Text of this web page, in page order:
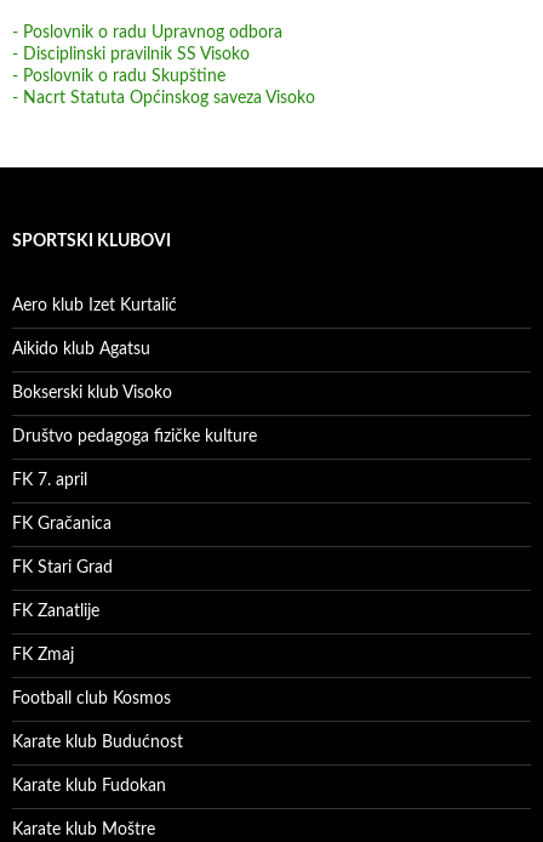
- Poslovnik o radu Upravnog odbora
- Disciplinski pravilnik SS Visoko
- Poslovnik o radu Skupštine
- Nacrt Statuta Općinskog saveza Visoko
SPORTSKI KLUBOVI
Aero klub Izet Kurtalić
Aikido klub Agatsu
Bokserski klub Visoko
Društvo pedagoga fizičke kulture
FK 7. april
FK Gračanica
FK Stari Grad
FK Zanatlije
FK Zmaj
Football club Kosmos
Karate klub Budućnost
Karate klub Fudokan
Karate klub Moštre